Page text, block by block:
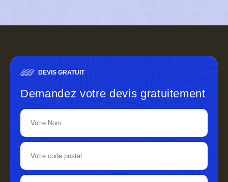
DEVIS GRATUIT
Demandez votre devis gratuitement